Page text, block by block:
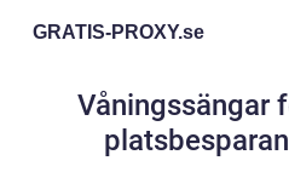
GRATIS-PROXY.se
Våningssängar